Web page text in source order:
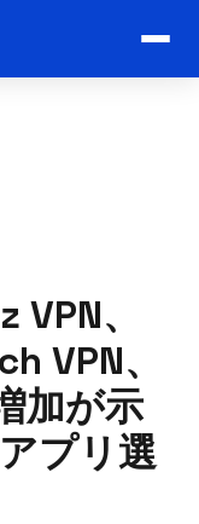
、
VPN、
加が示
プリ選